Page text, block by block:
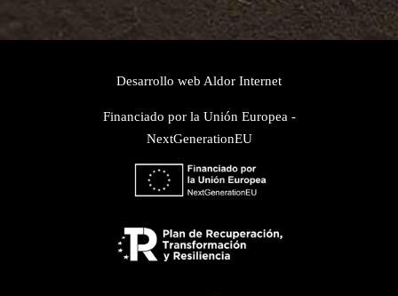
Desarrollo web Aldor Internet
Financiado por la Unión Europea -
NextGenerationEU